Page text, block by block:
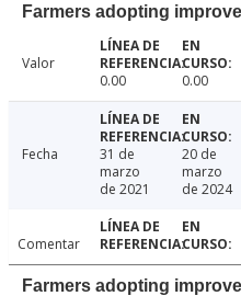
Farmers adopting
Valor
0.00
0.00
Fecha
31 de
marzo
de 2021
20 de
marzo
de 2024
Comentar
Farmers adopting